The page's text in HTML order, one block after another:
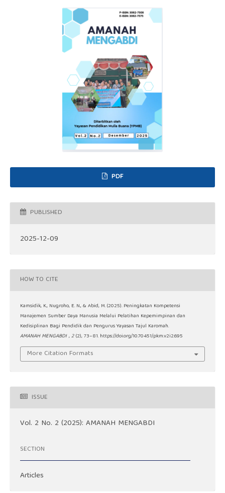
PDF
PUBLISHED
2025-12-09
HOW TO CITE
Kamsidik, K., Nugroho, E. N., & Abid, M. (2025). Peningkatan Kompetensi
Manajemen Sumber Daya Manusia Melalui Pelatihan Kepemimpinan dan
Kedisiplinan Bagi Pendidik dan Pengurus Yayasan Tajul Karomah.
AMANAH MENGABDI ,2 (2), 73–81. https://doi.org/10.70451/pkm.v2i2.695
More Citation Formats
ISSUE
Vol. 2 No. 2 (2025): AMANAH MENGABDI
SECTION
Articles